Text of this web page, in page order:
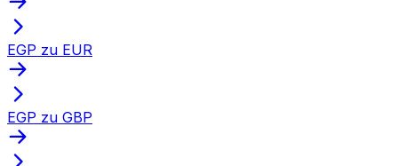
EGP zu EUR
EGP zu GBP